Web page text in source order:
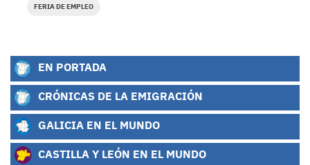
FERIA DE EMPLEO
EN PORTADA
CRÓNICAS DE LA EMIGRACIÓN
GALICIA EN EL MUNDO
CASTILLA Y LEÓN EN EL MUNDO